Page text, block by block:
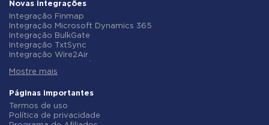
Integração ClickUp
Integração Airtable
Integração Google Contacts
Integração OpenAI (ChatGPT)
Integração Instagram
Integração ActiveCampaign
Integração Typeform
Integração Salesforce CRM
Integração Notion
Integração AWeber
Integração Asana
Novas integrações
Integração Finmap
Integração Microsoft Dynamics 365
Integração BulkGate
Integração TxtSync
Integração Wire2Air
Integração Infobip
Integração AtomPark
Integração TXTImpact
Integração Campaign Monitor
Integração CM.com
Mostre mais
Páginas importantes
Termos de uso
Política de privacidade